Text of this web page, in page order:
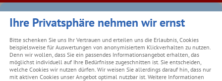
Ihre Privatsphäre nehmen wir ernst
Bitte schenken Sie uns Ihr Vertrauen und erteilen uns die Erlaubnis, Cookies
beispielsweise für Auswertungen von anonymisiertem Klickverhalten zu nutzen.
Denn wir wollen, dass Sie ein passendes Informationsangebot erhalten, das
möglichst individuell auf Ihre Bedürfnisse zugeschnitten ist. Sie entscheiden,
welche Cookies wir nutzen dürfen. Wir weisen Sie allerdings darauf hin, dass nur
mit aktiven Cookies unser Angebot optimal nutzbar ist. Weitere Informationen
ZURÜCK